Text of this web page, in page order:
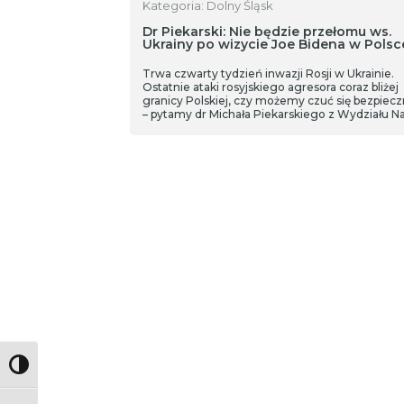
Toggle High Contrast
Kategoria: Dolny Śląsk
Dr Piekarski: Nie będzie przełomu ws.
Ukrainy po wizycie Joe Bidena w
Trwa czwarty tydzień inwazji Rosji w Ukrainie.
Ostatnie ataki rosyjskiego agresora coraz bliżej
granicy Polskiej, czy możemy czuć się
– pytamy dr Michała Piekarskiego z Wydziału